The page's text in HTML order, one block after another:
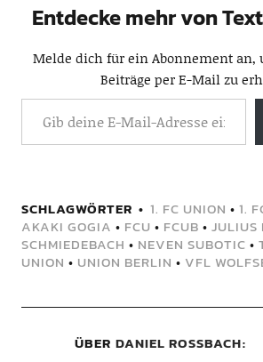
Entdecke mehr von
Melde dich für ein Abonnement an,
Beiträge per E-Mail zu
SCHLAGWÖRTER 1. FC UNION • 1.
AKAKI GOGIA • FCU • FCUB • JULIUS
SCHMIEDEBACH • NEVEN SUBOTIC •
UNION • UNION BERLIN • VFL
ÜBER DANIEL ROSSBACH